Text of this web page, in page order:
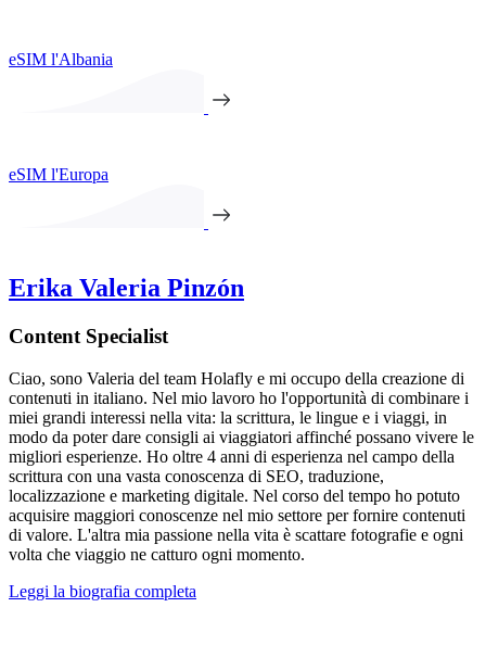
eSIM l'Albania
eSIM l'Europa
Erika Valeria Pinzón
Content Specialist
Ciao, sono Valeria del team Holafly e mi occupo della creazione di
contenuti in italiano. Nel mio lavoro ho l'opportunità di combinare i
miei grandi interessi nella vita: la scrittura, le lingue e i viaggi, in
modo da poter dare consigli ai viaggiatori affinché possano vivere le
migliori esperienze. Ho oltre 4 anni di esperienza nel campo della
scrittura con una vasta conoscenza di SEO, traduzione,
localizzazione e marketing digitale. Nel corso del tempo ho potuto
acquisire maggiori conoscenze nel mio settore per fornire contenuti
di valore. L'altra mia passione nella vita è scattare fotografie e ogni
volta che viaggio ne catturo ogni momento.
Leggi la biografia completa